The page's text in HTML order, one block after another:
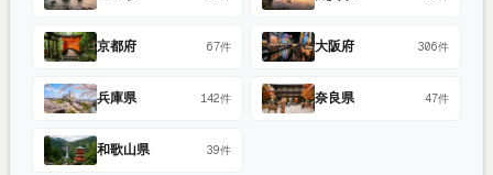
京都府 67件 大阪府 306件
兵庫県 142件 奈良県 47件
和歌山県 39件